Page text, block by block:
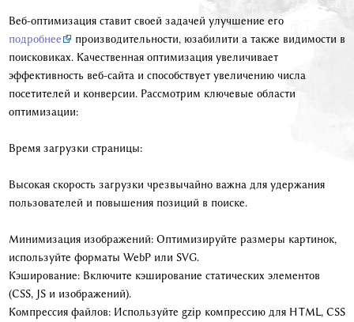
Веб-оптимизация ставит своей задачей улучшение его
подробнее
производительности, юзабилити а также видимости в
поисковиках. Качественная оптимизация увеличивает
эффективность веб-сайта и способствует увеличению числа
посетителей и конверсии. Рассмотрим ключевые области
оптимизации:
Время загрузки страницы:
Высокая скорость загрузки чрезвычайно важна для удержания
пользователей и повышения позиций в поиске.
Минимизация изображений: Оптимизируйте размеры картинок,
используйте форматы WebP или SVG.
Кэширование: Включите кэширование статических элементов
(CSS, JS и изображений).
Компрессия файлов: Используйте gzip компрессию для HTML, CSS